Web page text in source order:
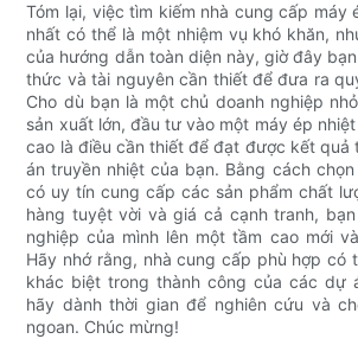
Tóm lại, việc tìm kiếm nhà cung cấp máy
nhất có thể là một nhiệm vụ khó khăn,
của hướng dẫn toàn diện này, giờ đây
​​thức và tài nguyên cần thiết để đưa ra
Cho dù bạn là một chủ doanh nghiệp
sản xuất lớn, đầu tư vào một máy ép
cao là điều cần thiết để đạt được kết quả
án truyền nhiệt của bạn. Bằng cách
có uy tín cung cấp các sản phẩm chất
hàng tuyệt vời và giá cả cạnh tranh,
nghiệp của mình lên một tầm cao mới
Hãy nhớ rằng, nhà cung cấp phù hợp có
khác biệt trong thành công của các dự
hãy dành thời gian để nghiên cứu và
ngoan. Chúc mừng!